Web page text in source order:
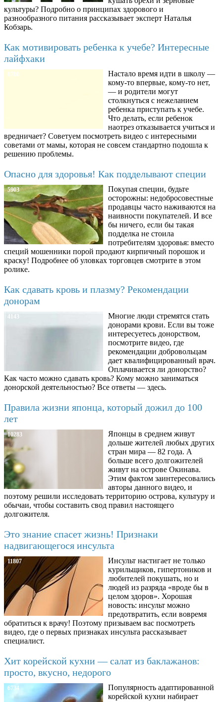
культуры? Подробно о принципах здорового и
разнообразного питания рассказывает эксперт Наталья
Кобзарь.
Как мотивировать ребенка к учебе? Интересные
лайфхаки
8780
Настало время идти в школу —
кому-то впервые, кому-то нет,
— и родители могут
столкнуться с нежеланием
ребенка приступать к учебе.
Что делать, если ребенок
наотрез отказывается учиться и
вредничает? Советуем посмотреть видео с интересными
советами от мамы, которая не совсем стандартно подошла к
решению проблемы.
Опасно для здоровья! Как подделывают специи
5903
Покупая специи, будьте
осторожны: недобросовестные
продавцы часто наживаются на
наивности покупателей. И все
бы ничего, если бы такая
подделка не стоила
потребителям здоровья: вместо
специй мошенники порой продают кирпичный порошок и
краску! Подробнее об уловках торговцев смотрите в этом
ролике.
Как сдавать кровь и плазму? Рекомендации
донорам
4143
Многие люди стремятся стать
донорами крови. Если вы тоже
интересуетесь донорством,
посмотрите видео, где
рекомендации добровольцам
дает квалифицированный врач.
Оплачивается ли донорство?
Как часто можно сдавать кровь? Кому можно заниматься
донорской деятельностью? Все ответы — здесь.
Правила жизни японца, который дожил до 100
лет
10283
Японцы в среднем живут
дольше жителей любых других
стран мира — 82 года. А
больше всего долгожителей
живут на острове Окинава.
Этим фактом заинтересовались
авторы данного видео, и
поэтому решили исследовать территорию острова, культуру и
обычаи, чтобы составить свод правил настоящего
долгожителя.
Это знание спасет жизнь! Признаки
надвигающегося инсульта
11807
Инсульт настигает не только
курильщиков, гипертоников и
любителей покушать, но и
людей из разряда «вроде бы в
целом здоров». Хорошая
новость: инсульт можно
предотвратить, если вовремя
обратиться к врачу! Поэтому призываем вас посмотреть
видео, где о первых признаках инсульта рассказывает
специалист.
Хит корейской кухни — салат из баклажанов:
просто, вкусно, недорого
6734
Популярность адаптированной
корейской кухни набирает